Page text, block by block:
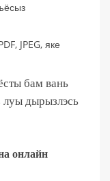
JPEG, яке
бам вань
дырызлэсь
онлайн